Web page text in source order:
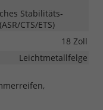
Stabilitäts-
CTS/ETS)
18 Zoll
Leichtmetallfelge